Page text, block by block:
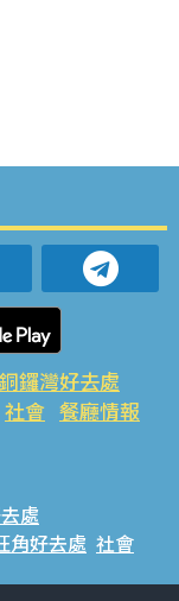
銅鑼灣好去處
社會 餐廳情報
處
角好去處 社會